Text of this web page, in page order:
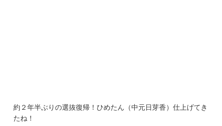
約２年半ぶりの選抜復帰！ひめたん（中元日芽香）仕上げてき
たね！